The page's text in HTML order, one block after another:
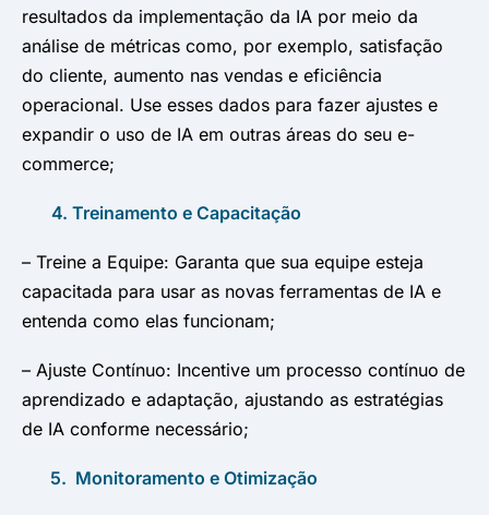
resultados da implementação da IA por meio da
análise de métricas como, por exemplo, satisfação
do cliente, aumento nas vendas e eficiência
operacional. Use esses dados para fazer ajustes e
expandir o uso de IA em outras áreas do seu e-
commerce;
4. Treinamento e Capacitação
– Treine a Equipe: Garanta que sua equipe esteja
capacitada para usar as novas ferramentas de IA e
entenda como elas funcionam;
– Ajuste Contínuo: Incentive um processo contínuo de
aprendizado e adaptação, ajustando as estratégias
de IA conforme necessário;
5. Monitoramento e Otimização